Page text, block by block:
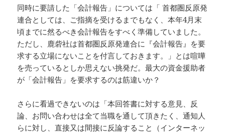
同時に要請した「会計報告」については「 首都圏反原発
連合としては、ご指摘を受けるまでもなく、本年4月末
頃までに然るべき会計報告をすべく準備していました。
ただし、鹿砦社は首都圏反原発連合に『会計報告』を要
求する立場にないことを付言しておきます。」とは喧嘩
を売っているとしか思えない挑発だ。最大の資金援助者
が「会計報告」を要求するのは筋違いか？
さらに看過できないのは「本回答書に対する意見、反
論、お問い合わせは全て当職を通して頂きたく、通知人
らに対し、直接又は間接に反論すること（インターネッ